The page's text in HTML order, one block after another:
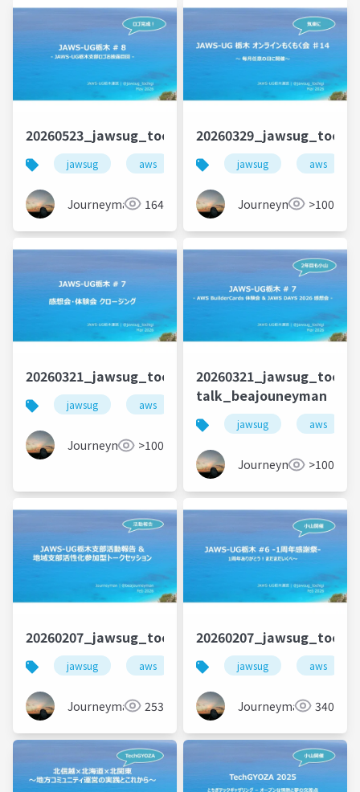
jawsug aws 栃木 コミュニティ
Journeyman 164
jawsug aws
Journeyman >100
jawsug aws 栃木 コミュニティ
Journeyman >100
talk_beajouneyman
jawsug aws
Journeyman >100
jawsug aws 栃木 コミュニティ
Journeyman 253
jawsug aws
Journeyman 340